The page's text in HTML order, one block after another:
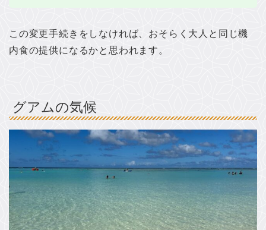
この変更手続きをしなければ、おそらく大人と同じ機
内食の提供になるかと思われます。
グアムの気候